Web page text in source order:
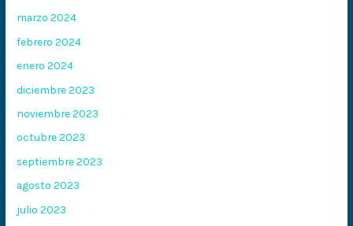
marzo 2024
febrero 2024
enero 2024
diciembre 2023
noviembre 2023
octubre 2023
septiembre 2023
agosto 2023
julio 2023